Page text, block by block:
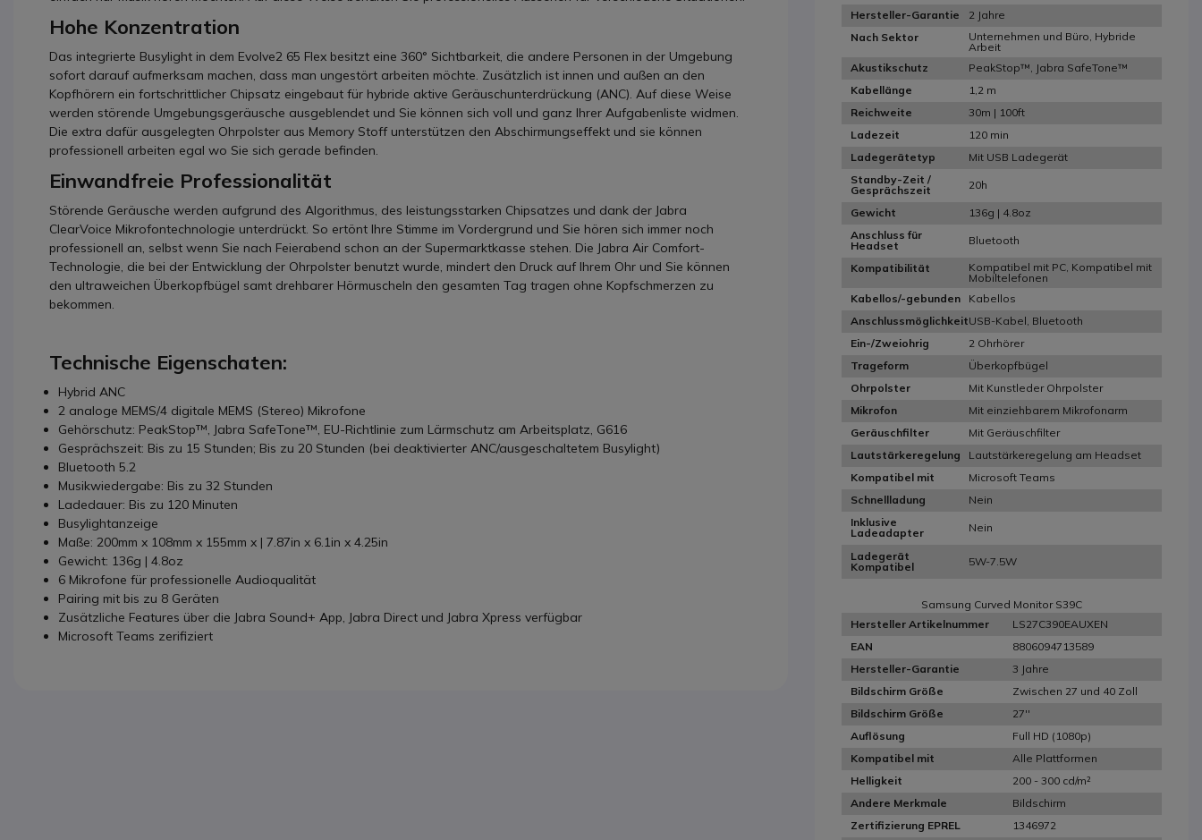
Hohe Konzentration
Das integrierte Busylight in dem Evolve2 65 Flex besitzt eine 360° Sichtbarkeit, die andere Personen in der Umgebung
sofort darauf aufmerksam machen, dass man ungestört arbeiten möchte. Zusätzlich ist innen und außen an den
Kopfhörern ein fortschrittlicher Chipsatz eingebaut für hybride aktive Geräuschunterdrückung (ANC). Auf diese Weise
werden störende Umgebungsgeräusche ausgeblendet und Sie können sich voll und ganz Ihrer Aufgabenliste widmen.
Die extra dafür ausgelegten Ohrpolster aus Memory Stoff unterstützen den Abschirmungseffekt und sie können
professionell arbeiten egal wo Sie sich gerade befinden.
Einwandfreie Professionalität
Störende Geräusche werden aufgrund des Algorithmus, des leistungsstarken Chipsatzes und dank der Jabra
ClearVoice Mikrofontechnologie unterdrückt. So ertönt Ihre Stimme im Vordergrund und Sie hören sich immer noch
professionell an, selbst wenn Sie nach Feierabend schon an der Supermarktkasse stehen. Die Jabra Air Comfort-
Technologie, die bei der Entwicklung der Ohrpolster benutzt wurde, mindert den Druck auf Ihrem Ohr und Sie können
den ultraweichen Überkopfbügel samt drehbarer Hörmuscheln den gesamten Tag tragen ohne Kopfschmerzen zu
bekommen.
Technische Eigenschaten:
Hybrid ANC
2 analoge MEMS/4 digitale MEMS (Stereo) Mikrofone
Gehörschutz: PeakStop™, Jabra SafeTone™, EU-Richtlinie zum Lärmschutz am Arbeitsplatz, G616
Gesprächszeit: Bis zu 15 Stunden; Bis zu 20 Stunden (bei deaktivierter ANC/ausgeschaltetem Busylight)
Bluetooth 5.2
Musikwiedergabe: Bis zu 32 Stunden
Ladedauer: Bis zu 120 Minuten
Busylightanzeige
Maße: 200mm x 108mm x 155mm x | 7.87in x 6.1in x 4.25in
Gewicht: 136g | 4.8oz
6 Mikrofone für professionelle Audioqualität
Pairing mit bis zu 8 Geräten
Zusätzliche Features über die Jabra Sound+ App, Jabra Direct und Jabra Xpress verfügbar
Microsoft Teams zerifiziert
Hersteller-Garantie
2 Jahre
Nach Sektor
Unternehmen und Büro, Hybride
Arbeit
Akustikschutz
PeakStop™, Jabra SafeTone™
Kabellänge
1,2 m
Reichweite
30m | 100ft
Ladezeit
120 min
Ladegerätetyp
Mit USB Ladegerät
Standby-Zeit /
Gesprächszeit
20h
Gewicht
136g | 4.8oz
Anschluss für
Headset
Bluetooth
Kompatibilität
Kompatibel mit PC, Kompatibel mit
Mobiltelefonen
Kabellos/-gebunden
Kabellos
AnschlussmöglichkeitUSB-Kabel, Bluetooth
Ein-/Zweiohrig
2 Ohrhörer
Trageform
Überkopfbügel
Ohrpolster
Mit Kunstleder Ohrpolster
Mikrofon
Mit einziehbarem Mikrofonarm
Geräuschfilter
Mit Geräuschfilter
Lautstärkeregelung
Lautstärkeregelung am Headset
Kompatibel mit
Microsoft Teams
Schnellladung
Nein
Inklusive
Ladeadapter
Nein
Ladegerät
Kompatibel
5W-7.5W
Samsung Curved Monitor S39C
Hersteller Artikelnummer
LS27C390EAUXEN
EAN
8806094713589
Hersteller-Garantie
3 Jahre
Bildschirm Größe
Zwischen 27 und 40 Zoll
Bildschirm Größe
27''
Auflösung
Full HD (1080p)
Kompatibel mit
Alle Plattformen
Helligkeit
200 - 300 cd/m²
Andere Merkmale
Bildschirm
Zertifizierung EPREL
1346972